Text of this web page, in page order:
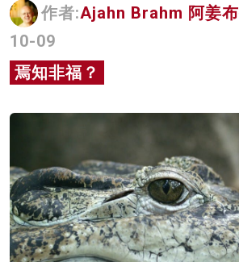
影片
名家榜
灼見活動
作者:Ajahn Brahm 阿姜
10-09
焉知非福？